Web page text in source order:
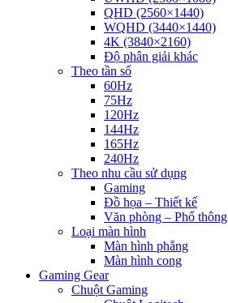
QHD (2560×1440)
WQHD (3440×1440)
4K (3840×2160)
Độ phân giải khác
Theo tần số
60Hz
75Hz
120Hz
144Hz
165Hz
240Hz
Theo nhu cầu sử dụng
Gaming
Đồ họa – Thiết kế
Văn phòng – Phổ thông
Loại màn hình
Màn hình phẳng
Màn hình cong
Gaming Gear
Chuột Gaming